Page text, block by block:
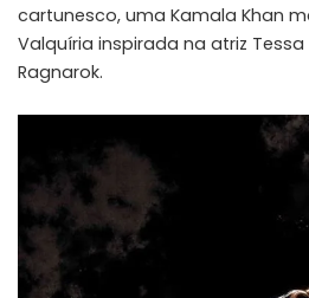
cartunesco, uma Kamala Khan
Valquíria inspirada na atriz
Ragnarok.